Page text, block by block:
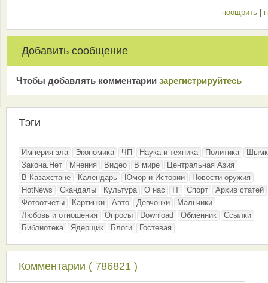
поощрить |
Добавить сообщение
Чтобы добавлять комментарии зарeгиcтрирyйтeсь
Тэги
Империя зла Экономика ЧП Наука и техника Политика
Закона.Нет
Мнения Видео В мире
Центральная Азия
В Казахстане
Календарь Юмор и Истории
Новости оружия
HotNews
Скандалы Культура О нас IT Спорт
Архив статей
Фотоотчёты
Картинки Авто Девчонки
Мальчики
Любовь и отношения
Опросы Download Обменник
Ссылки
Библиотека
Ядерщик Блоги Гостевая
Комментарии ( 786821 )